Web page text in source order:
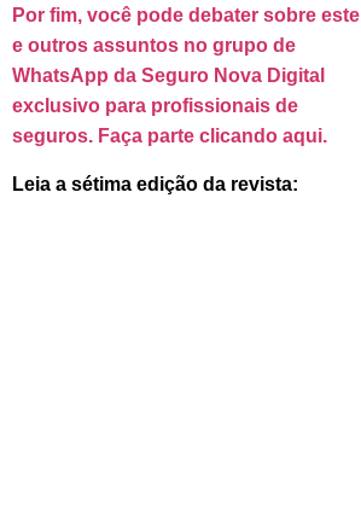
Por fim, você pode debater sobre este
e outros assuntos no grupo de
WhatsApp da Seguro Nova Digital
exclusivo para profissionais de
seguros. Faça parte clicando aqui.
Leia a sétima edição da revista: